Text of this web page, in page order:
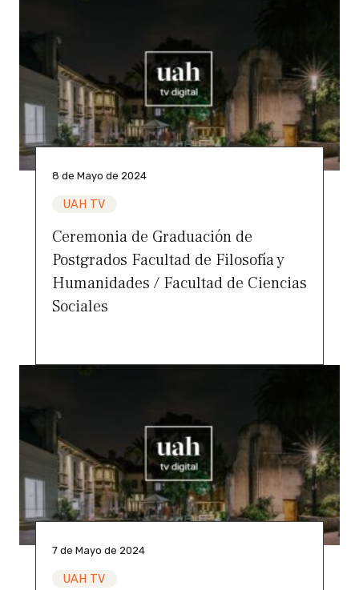
8 de Mayo de 2024
UAH TV
Ceremonia de Graduación de
Postgrados Facultad de Filosofía y
Humanidades / Facultad de Ciencias
Sociales
7 de Mayo de 2024
UAH TV